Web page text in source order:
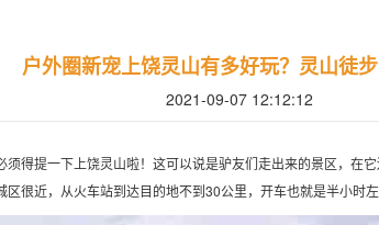
户外圈新宠上饶灵山有多好玩？灵山徒
2021-09-07 12:12:12
得提一下上饶灵山啦！这可以说是驴友们走出来的景区，在
很近，从火车站到达目的地不到30公里，开车也就是半小时